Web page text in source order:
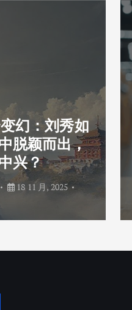
幻：刘秀如
脱颖而出，
兴？
18 11 月, 2025